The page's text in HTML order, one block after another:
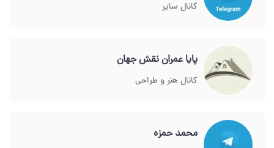
کانال سایر
پایا عمران نقش جهان
کانال هنر و طراحی
محمد حمزه